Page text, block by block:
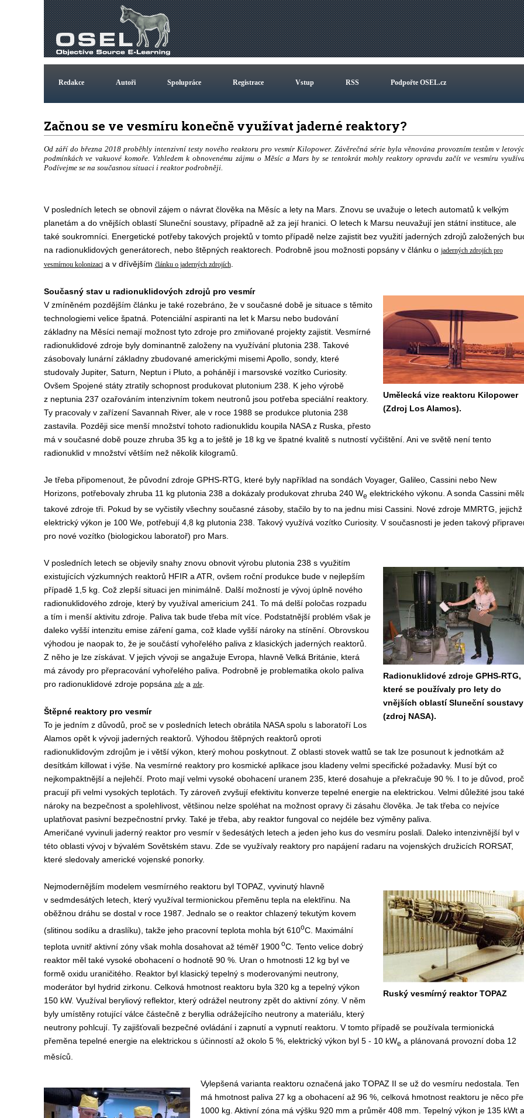
Redakce Autoři Spolupráce Registrace Vstup RSS Podpořte OSEL.cz
Začnou se ve vesmíru konečně využívat jaderné reaktory?
Od září do března 2018 proběhly intenzivní testy nového reaktoru pro vesmír Kilopower. Závěrečná série byla věnována provozním testům v
podmínkách ve vakuové komoře. Vzhledem k obnovenému zájmu o Měsíc a Mars by se tentokrát mohly reaktory opravdu začít ve vesmíru
Podívejme se na současnou situaci i reaktor podrobněji.
V posledních letech se obnovil zájem o návrat člověka na Měsíc a lety na Mars. Znovu se uvažuje o letech automatů k velkým
planetám a do vnějších oblastí Sluneční soustavy, případně až za její hranici. O letech k Marsu neuvažují jen státní instituce, ale
také soukromníci. Energetické potřeby takových projektů v tomto případě nelze zajistit bez využití jaderných zdrojů založených
na radionuklidových generátorech, nebo štěpných reaktorech. Podrobně jsou možnosti popsány v článku o jaderných zdrojích pro
vesmírnou kolonizacia v dřívějším článku o jaderných zdrojích.
Umělecká vize reaktoru Kilopower
(Zdroj Los Alamos).
Současný stav u radionuklidových zdrojů pro vesmír
V zmíněném pozdějším článku je také rozebráno, že v současné době je situace s těmito
technologiemi velice špatná. Potenciální aspiranti na let k Marsu nebo budování
základny na Měsíci nemají možnost tyto zdroje pro zmiňované projekty zajistit. Vesmírné
radionuklidové zdroje byly dominantně založeny na využívání plutonia 238. Takové
zásobovaly lunární základny zbudované americkými misemi Apollo, sondy, které
studovaly Jupiter, Saturn, Neptun i Pluto, a pohánějí i marsovské vozítko Curiosity.
Ovšem Spojené státy ztratily schopnost produkovat plutonium 238. K jeho výrobě
z neptunia 237 ozařováním intenzivním tokem neutronů jsou potřeba speciální reaktory.
Ty pracovaly v zařízení Savannah River, ale v roce 1988 se produkce plutonia 238
zastavila. Později sice menší množství tohoto radionuklidu koupila NASA z Ruska, přesto
má v současné době pouze zhruba 35 kg a to ještě je 18 kg ve špatné kvalitě s nutností vyčištění. Ani ve světě není tento
radionuklid v množství větším než několik kilogramů.
Je třeba připomenout, že původní zdroje GPHS-RTG, které byly například na sondách Voyager, Galileo, Cassini nebo New
Horizons, potřebovaly zhruba 11 kg plutonia 238 a dokázaly produkovat zhruba 240 We elektrického výkonu. A sonda Cassini
takové zdroje tři. Pokud by se vyčistily všechny současné zásoby, stačilo by to na jednu misi Cassini. Nové zdroje MMRTG, jejichž
elektrický výkon je 100 We, potřebují 4,8 kg plutonia 238. Takový využívá vozítko Curiosity. V současnosti je jeden takový
pro nové vozítko (biologickou laboratoř) pro Mars.
Radionuklidové zdroje GPHS-RTG,
které se používaly pro lety do
vnějších oblastí Sluneční soustavy
(zdroj NASA).
V posledních letech se objevily snahy znovu obnovit výrobu plutonia 238 s využitím
existujících výzkumných reaktorů HFIR a ATR, ovšem roční produkce bude v nejlepším
případě 1,5 kg. Což zlepší situaci jen minimálně. Další možností je vývoj úplně nového
radionuklidového zdroje, který by využíval americium 241. To má delší poločas rozpadu
a tím i menší aktivitu zdroje. Paliva tak bude třeba mít více. Podstatnější problém však je
daleko vyšší intenzitu emise záření gama, což klade vyšší nároky na stínění. Obrovskou
výhodou je naopak to, že je součástí vyhořelého paliva z klasických jaderných reaktorů.
Z něho je lze získávat. V jejich vývoji se angažuje Evropa, hlavně Velká Británie, která
má závody pro přepracování vyhořelého paliva. Podrobně je problematika okolo paliva
pro radionuklidové zdroje popsána zdea zde.
Štěpné reaktory pro vesmír
To je jedním z důvodů, proč se v posledních letech obrátila NASA spolu s laboratoří Los
Alamos opět k vývoji jaderných reaktorů. Výhodou štěpných reaktorů oproti
radionuklidovým zdrojům je i větší výkon, který mohou poskytnout. Z oblasti stovek wattů se tak lze posunout k jednotkám až
desítkám killowat i výše. Na vesmírné reaktory pro kosmické aplikace jsou kladeny velmi specifické požadavky. Musí být co
nejkompaktnější a nejlehčí. Proto mají velmi vysoké obohacení uranem 235, které dosahuje a překračuje 90 %. I to je důvod, proč
pracují při velmi vysokých teplotách. Ty zároveň zvyšují efektivitu konverze tepelné energie na elektrickou. Velmi důležité jsou také
nároky na bezpečnost a spolehlivost, většinou nelze spoléhat na možnost opravy či zásahu člověka. Je tak třeba co nejvíce
uplatňovat pasivní bezpečnostní prvky. Také je třeba, aby reaktor fungoval co nejdéle bez výměny paliva.
Američané vyvinuli jaderný reaktor pro vesmír v šedesátých letech a jeden jeho kus do vesmíru poslali. Daleko intenzivnější byl v
této oblasti vývoj v bývalém Sovětském stavu. Zde se využívaly reaktory pro napájení radaru na vojenských družicích RORSAT,
které sledovaly americké vojenské ponorky.
Ruský vesmírný reaktor TOPAZ
Nejmodernějším modelem vesmírného reaktoru byl TOPAZ, vyvinutý hlavně
v sedmdesátých letech, který využíval termionickou přeměnu tepla na elektřinu. Na
oběžnou dráhu se dostal v roce 1987. Jednalo se o reaktor chlazený tekutým kovem
(slitinou sodíku a draslíku), takže jeho pracovní teplota mohla být 610oC. Maximální
teplota uvnitř aktivní zóny však mohla dosahovat až téměř 1900 oC. Tento velice dobrý
reaktor měl také vysoké obohacení o hodnotě 90 %. Uran o hmotnosti 12 kg byl ve
formě oxidu uraničitého. Reaktor byl klasický tepelný s moderovanými neutrony,
moderátor byl hydrid zirkonu. Celková hmotnost reaktoru byla 320 kg a tepelný výkon
150 kW. Využíval beryliový reflektor, který odrážel neutrony zpět do aktivní zóny. V něm
byly umístěny rotující válce částečně z beryllia odrážejícího neutrony a materiálu, který
neutrony pohlcují. Ty zajišťovali bezpečné ovládání i zapnutí a vypnutí reaktoru. V tomto případě se používala termionická
přeměna tepelné energie na elektrickou s účinností až okolo 5 %, elektrický výkon byl 5 - 10 kWe a plánovaná provozní doba 12
měsíců.
Vylepšená varianta reaktoru označená jako TOPAZ II se už do vesmíru nedostala. Ten
má hmotnost paliva 27 kg a obohacení až 96 %, celková hmotnost reaktoru je něco
1000 kg. Aktivní zóna má výšku 920 mm a průměr 408 mm. Tepelný výkon je 135 kWt a